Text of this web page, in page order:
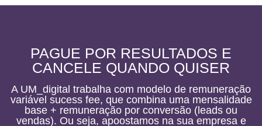
PAGUE POR RESULTADOS E
CANCELE QUANDO QUISER
A UM_digital trabalha com modelo de remuneração
variável sucess fee, que combina uma mensalidade
base + remuneração por conversão (leads ou
vendas). Ou seja, apoostamos na sua empresa e